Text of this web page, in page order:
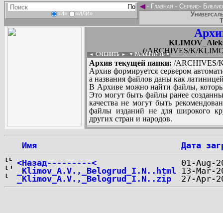
«И» «ИЛИ»
◄- Главная - Сервис-
(/ARCHIVES/K/
◄ СМЕНИТЬ ► ▼ РАЗВЕРНУТЬ ▼
Архив текущей папки: /ARCHIVES/
Архив формируется сервером
а названия файлов даны как
В Архиве можно найти файлы,
Это могут быть файлы ранее
качества не могут быть
файлы изданий не для широкого
других стран и народов.
Имя
Дата
<Назад---------<
_Klimov_A.V.,_Belogrud_I.N..html
_Klimov_A.V.,_Belogrud_I.N..zip